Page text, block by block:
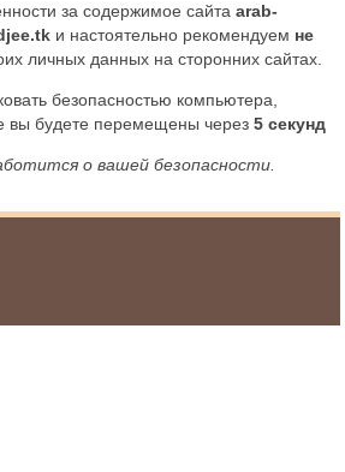
за содержимое сайтаarab-
и настоятельно рекомендуем не
личных данных на сторонних сайтах.
безопасностью компьютера,
вы будете перемещены через5 секунд
о вашей безопасности.